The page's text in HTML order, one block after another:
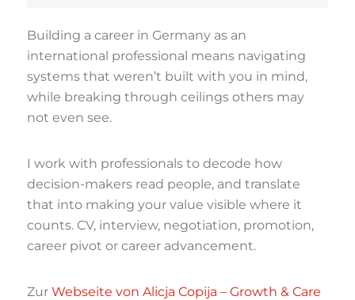
Building a career in Germany as an
international professional means navigating
systems that weren’t built with you in mind,
while breaking through ceilings others may
not even see.
I work with professionals to decode how
decision-makers read people, and translate
that into making your value visible where it
counts. CV, interview, negotiation, promotion,
career pivot or career advancement.
Zur Webseite von Alicja Copija – Growth & Care